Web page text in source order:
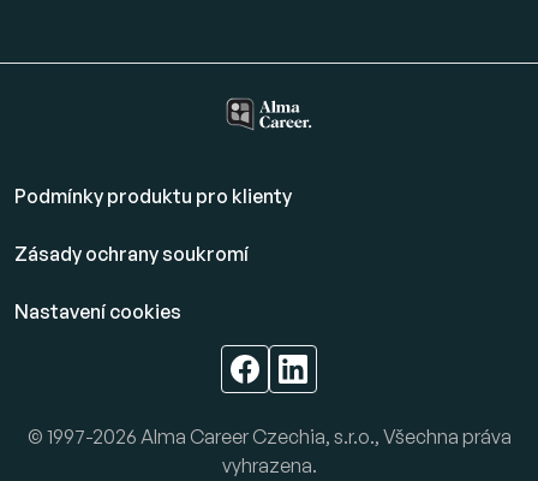
Podmínky produktu pro klienty
Zásady ochrany soukromí
Nastavení cookies
© 1997-2026 Alma Career Czechia, s.r.o., Všechna práva
vyhrazena.